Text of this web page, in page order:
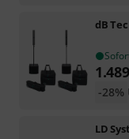
dB
1.489
-28%
LD